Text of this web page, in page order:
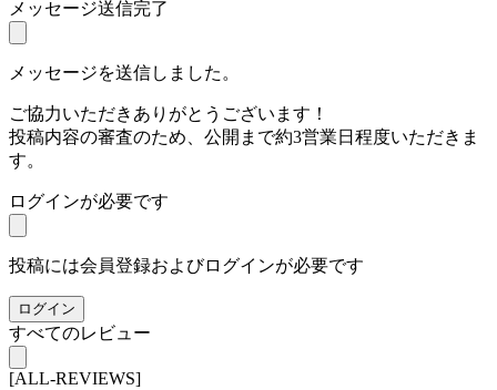
メッセージ送信完了
メッセージを送信しました。
ご協力いただきありがとうございます！
投稿内容の審査のため、公開まで約3営業日程度いただきま
す。
ログインが必要です
投稿には会員登録およびログインが必要です
ログイン
すべてのレビュー
[ALL-REVIEWS]